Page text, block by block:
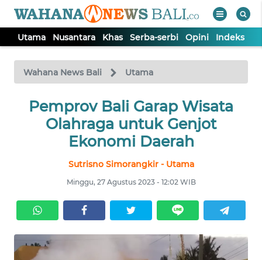
Utama Nusantara Khas Serba-serbi Opini Indeks
Wahana News Bali Utama
Pemprov Bali Garap Wisata
Olahraga untuk Genjot
Ekonomi Daerah
Sutrisno Simorangkir - Utama
Minggu, 27 Agustus 2023 - 12:02 WIB
TV
Tutup
UTAMA
SERBA-
SERBI
OPINI